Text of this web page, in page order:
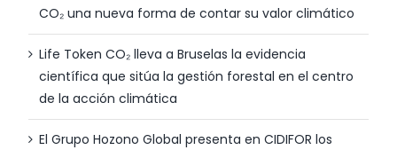
CO₂ una nueva forma de contar su valor climático
Life Token CO₂ lleva a Bruselas la evidencia
científica que sitúa la gestión forestal en el centro
de la acción climática
El Grupo Hozono Global presenta en CIDIFOR los